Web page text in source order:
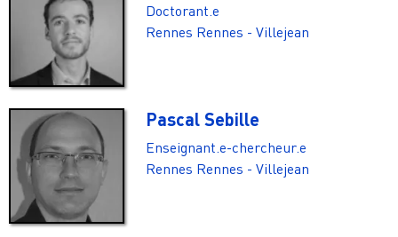
Doctorant.e
Rennes Rennes - Villejean
Pascal Sebille
Enseignant.e-chercheur.e
Rennes Rennes - Villejean